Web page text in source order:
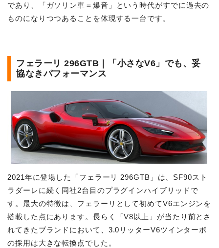
であり、「ガソリン車＝爆音」という時代がすでに過去の
ものになりつつあることを体現する一台です。
フェラーリ 296GTB｜「小さなV6」でも、妥
協なきパフォーマンス
2021年に登場した「フェラーリ 296GTB」は、SF90スト
ラダーレに続く同社2台目のプラグインハイブリッドで
す。最大の特徴は、フェラーリとして初めてV6エンジンを
搭載した点にあります。長らく「V8以上」が当たり前とさ
れてきたブランドにおいて、3.0リッターV6ツインターボ
の採用は大きな転換点でした。